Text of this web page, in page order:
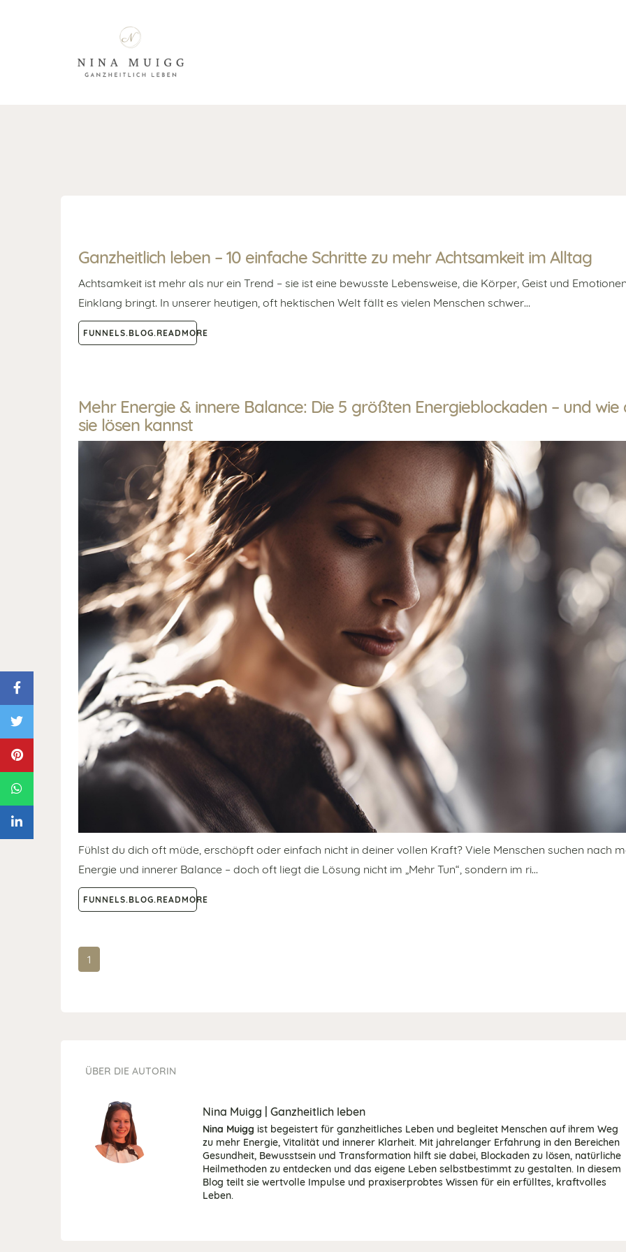
Ganzheitlich leben – 10 einfache Schritte zu mehr Achtsamkeit im Alltag
Achtsamkeit ist mehr als nur ein Trend – sie ist eine bewusste Lebensweise, die Körper, Geist und
Einklang bringt. In unserer heutigen, oft hektischen Welt fällt es vielen Menschen schwer…
FUNNELS.BLOG.READMORE
Mehr Energie & innere Balance: Die 5 größten Energieblockaden – und wie
sie lösen kannst
Fühlst du dich oft müde, erschöpft oder einfach nicht in deiner vollen Kraft? Viele Menschen suchen nach
Energie und innerer Balance – doch oft liegt die Lösung nicht im „Mehr Tun“, sondern im ri…
FUNNELS.BLOG.READMORE
1
ÜBER DIE AUTORIN
Nina Muigg | Ganzheitlich leben
Nina Muigg ist begeistert für ganzheitliches Leben und begleitet Menschen auf ihrem Weg
zu mehr Energie, Vitalität und innerer Klarheit. Mit jahrelanger Erfahrung in den Bereichen
Gesundheit, Bewusstsein und Transformation hilft sie dabei, Blockaden zu lösen, natürliche
Heilmethoden zu entdecken und das eigene Leben selbstbestimmt zu gestalten. In diesem
Blog teilt sie wertvolle Impulse und praxiserprobtes Wissen für ein erfülltes, kraftvolles
Leben.